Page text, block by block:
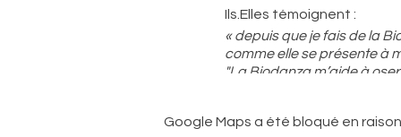
Ils.Elles témoignent :
« depuis que je fais de la
comme elle se présente à
"La Biodanza m’aide à
" Sur le chemin du retour
Google Maps a été bloqué en